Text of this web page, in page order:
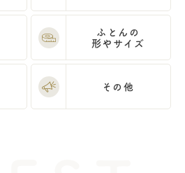
ふとんの
形やサイズ
その他